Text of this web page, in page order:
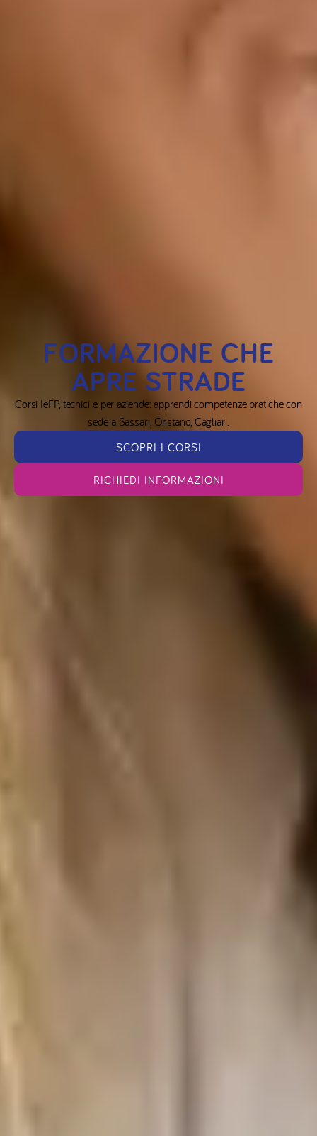
FORMAZIONE CHE
APRE STRADE
Corsi IeFP, tecnici e per aziende: apprendi competenze pratiche con
sede a Sassari, Oristano, Cagliari.
SCOPRI I CORSI
RICHIEDI INFORMAZIONI